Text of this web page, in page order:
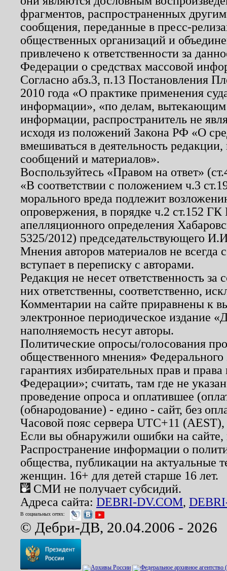
фрагментов, распространенных
сообщения, переданные в пресс-
общественных организаций и
привлечено к ответственности за
Федерации о средствах массовой
Согласно абз.3, п.13 Постановления
2010 года «О практике применения
информации», «по делам, вытекающим
информации, распространитель не
исходя из положений Закона РФ «О
вмешиваться в деятельность
сообщений и материалов».
Воспользуйтесь «Правом на ответ»
«В соответствии с положением ч.3
морального вреда подлежит
опровержения, в порядке ч.2 ст.152
апелляционного определения
5325/2012) председательствующего
Мнения авторов материалов не
вступает в переписку с авторами.
Редакция не несет ответственность
них ответственны, соответственно,
Комментарии на сайте приравнены к
электронное периодическое издание
наполняемость несут авторы.
Политические опросы/голосования
общественного мнения»
гарантиях избирательных прав и
Федерации»; считать, там где не
проведение опроса и оплатившее
(обнародование) - едино - сайт, без
Часовой пояс сервера UTC+11
Если вы обнаружили ошибки на
Распространение информации о
общества, публикации на актуальные
женщин. 16+ для детей старше 16 лет.
СМИ не получает субсидий.
Адреса сайта: DEBRI-DV.COM,
В социальных сетях:
© Дебри-ДВ, 20.04.2006 - 2026